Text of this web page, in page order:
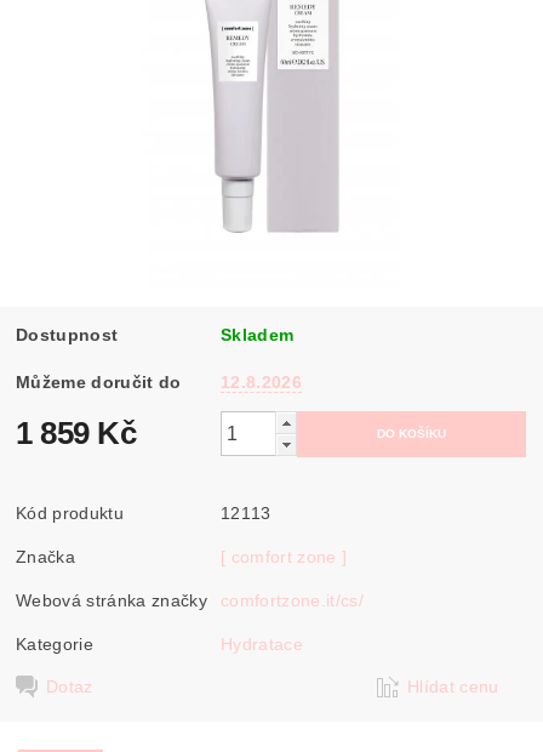
Dostupnost Skladem
Můžeme doručit do 12.8.2026
1 859 Kč
Kód produktu 12113
Značka [ comfort zone ]
Webová stránka značky comfortzone.it/cs/
Kategorie Hydratace
Dotaz Hlídat cenu